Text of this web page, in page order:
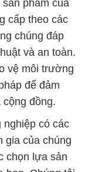
phẩm của
cấp theo các
chúng đáp
và an toàn.
vệ môi trường
để đảm
đồng.
nghiệp có các
gia của chúng
chọn lựa sản